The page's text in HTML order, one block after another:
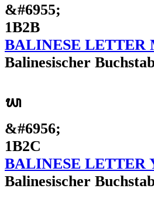
&#6955;
1B2B
BALINESE LETTER
Balinesischer
ᬬ
&#6956;
1B2C
BALINESE LETTER
Balinesischer